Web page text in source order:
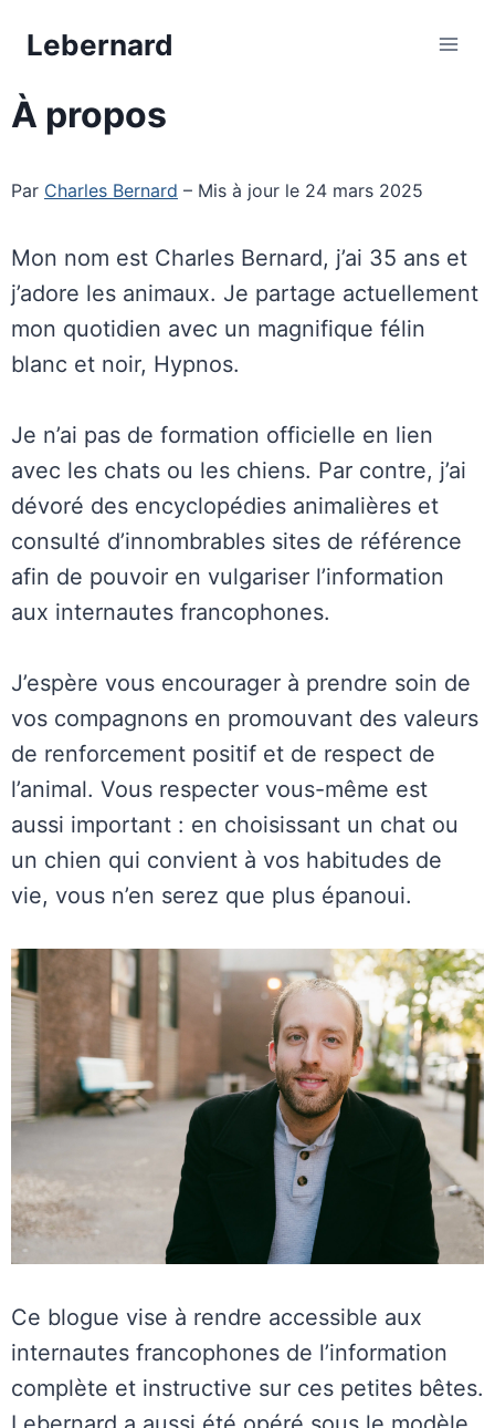
contenu
Lebernard
À propos
Par Charles Bernard – Mis à jour le 24 mars 2025
Mon nom est Charles Bernard, j’ai 35 ans et
j’adore les animaux. Je partage actuellement
mon quotidien avec un magnifique félin
blanc et noir, Hypnos.
Je n’ai pas de formation officielle en lien
avec les chats ou les chiens. Par contre, j’ai
dévoré des encyclopédies animalières et
consulté d’innombrables sites de référence
afin de pouvoir en vulgariser l’information
aux internautes francophones.
J’espère vous encourager à prendre soin de
vos compagnons en promouvant des valeurs
de renforcement positif et de respect de
l’animal. Vous respecter vous-même est
aussi important : en choisissant un chat ou
un chien qui convient à vos habitudes de
vie, vous n’en serez que plus épanoui.
Ce blogue vise à rendre accessible aux
internautes francophones de l’information
complète et instructive sur ces petites bêtes.